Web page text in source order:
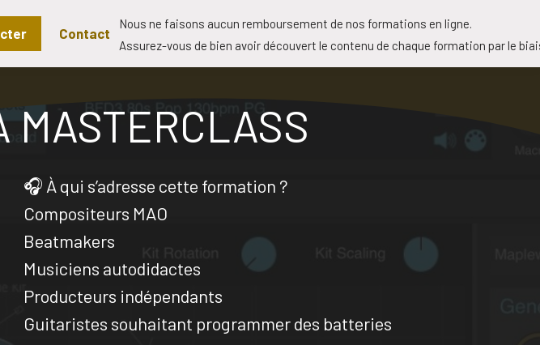
Contact
Nous ne faisons aucun remboursement de nos formations en ligne.
Assurez-vous de bien avoir découvert le contenu de chaque formation par le
MASTERCLASS
🎧 À qui s’adresse cette formation ?
Compositeurs MAO
Beatmakers
Musiciens autodidactes
Producteurs indépendants
Guitaristes souhaitant programmer des batteries